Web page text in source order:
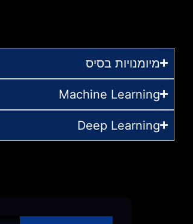
מיומנויות בסיס
Machine Learning
Deep Learning